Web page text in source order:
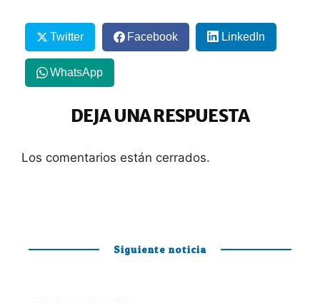
Twitter Facebook LinkedIn
WhatsApp
DEJA UNA RESPUESTA
Los comentarios están cerrados.
Siguiente noticia